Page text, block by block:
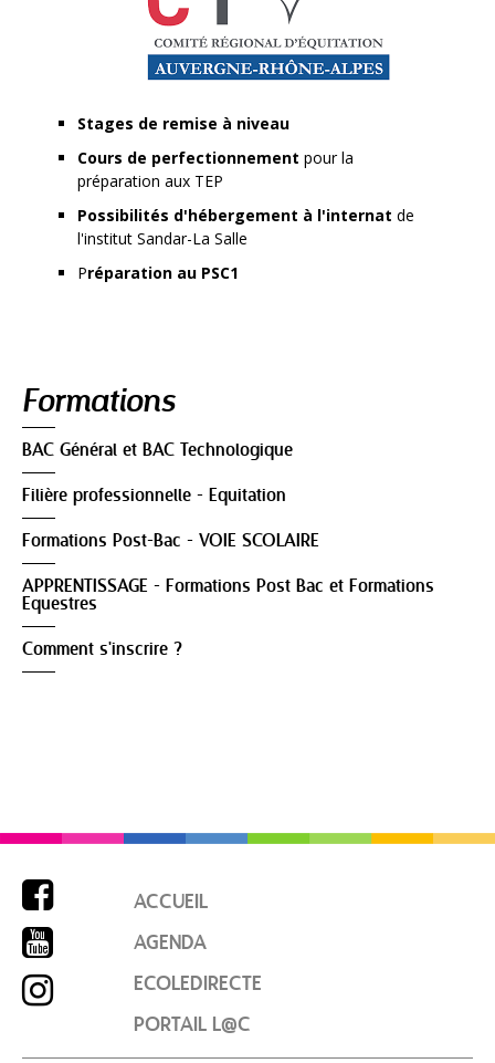
Stages de remise à niveau
Cours de perfectionnement pour la
préparation aux TEP
Possibilités d'hébergement à l'internat de
l'institut Sandar-La Salle
Préparation au PSC1
Formations
BAC Général et BAC Technologique
Filière professionnelle - Equitation
Formations Post-Bac - VOIE SCOLAIRE
APPRENTISSAGE - Formations Post Bac et Formations
Equestres
Comment s'inscrire ?



ACCUEIL
AGENDA
ECOLEDIRECTE
PORTAIL L@C